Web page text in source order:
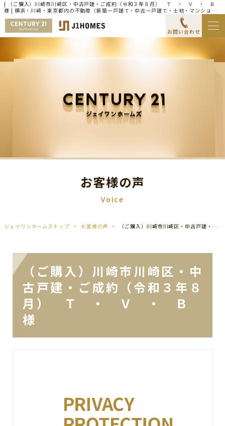
| （ご購入）川崎市川崎区・中古戸建・ご成約（令和３年８月） Ｔ ・ Ｖ ・ Ｂ
様 | 横浜・川崎・東京都内の不動産（新築一戸建て・中古一戸建て・土地・マンショ
ン）ならセンチュリー21ジェイワンホームズ
お問い合わせ
お客様の声
Voice
ジェイワンホームズトップ お客様の声 （ご購入）川崎市川崎区・中古戸建・ご成約（令和３年８月） Ｔ ・ Ｖ ・ Ｂ 様
（ご購入）川崎市川崎区・中
古戸建・ご成約（令和３年８
月） Ｔ ・ Ｖ ・ Ｂ
様